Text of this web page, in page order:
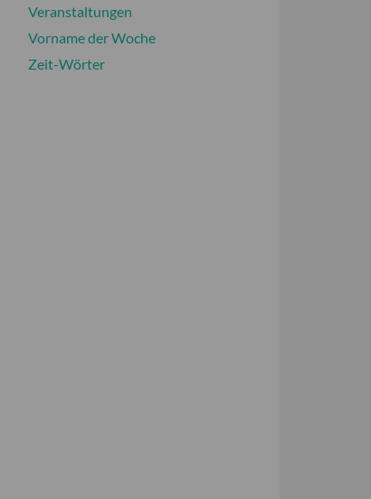
Veranstaltungen
Vorname der Woche
Zeit-Wörter